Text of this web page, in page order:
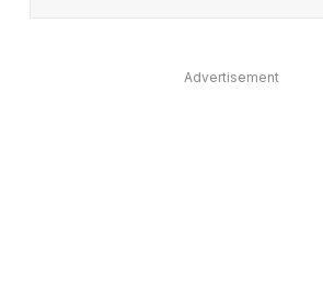
Advertisement